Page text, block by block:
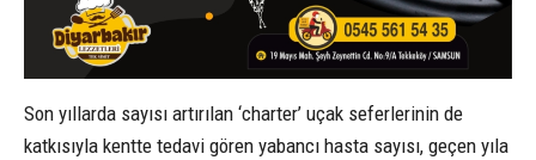
Son yıllarda sayısı artırılan ‘charter’ uçak seferlerinin de
katkısıyla kentte tedavi gören yabancı hasta sayısı, geçen yıla